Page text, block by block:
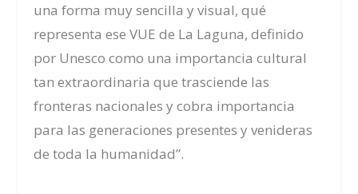
una forma muy sencilla y visual, qué
representa ese VUE de La Laguna, definido
por Unesco como una importancia cultural
tan extraordinaria que trasciende las
fronteras nacionales y cobra importancia
para las generaciones presentes y venideras
de toda la humanidad”.